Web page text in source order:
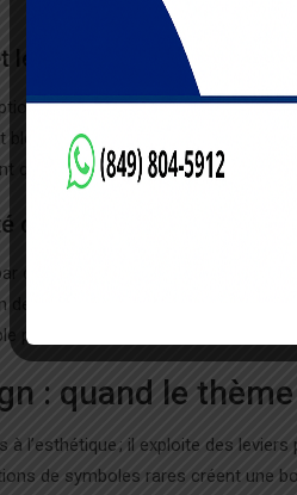
outils d’auto‑exclusion
de contrôle du jeu : limites
l’accès pendant 24 heures
que le désir de jackpot ne prenne
des jackpots
des sociétés comme eCOGRA ou
des gains. Les rapports d’audit
pour les joueurs soucieux de la
: quand le
l’esthétique ; il exploite des
de symboles rares créent une